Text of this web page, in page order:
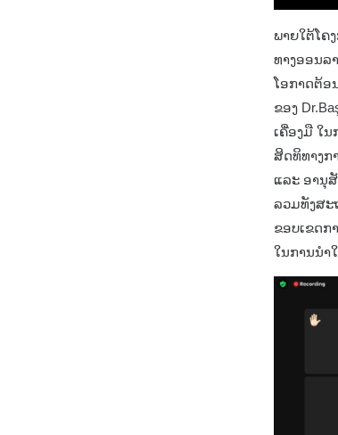
ພາຍໃຕ້ໂຄ
ທາງອອນລ
ໂອກາດຕ້ອ
ຂອງ
ເຄື່ອງມື ໃ
ສິດທິທາງກ
ແລະ ອານຸ
ລວມທັງສະ
ຂອບເຂດກ
ໃນການນໍາ